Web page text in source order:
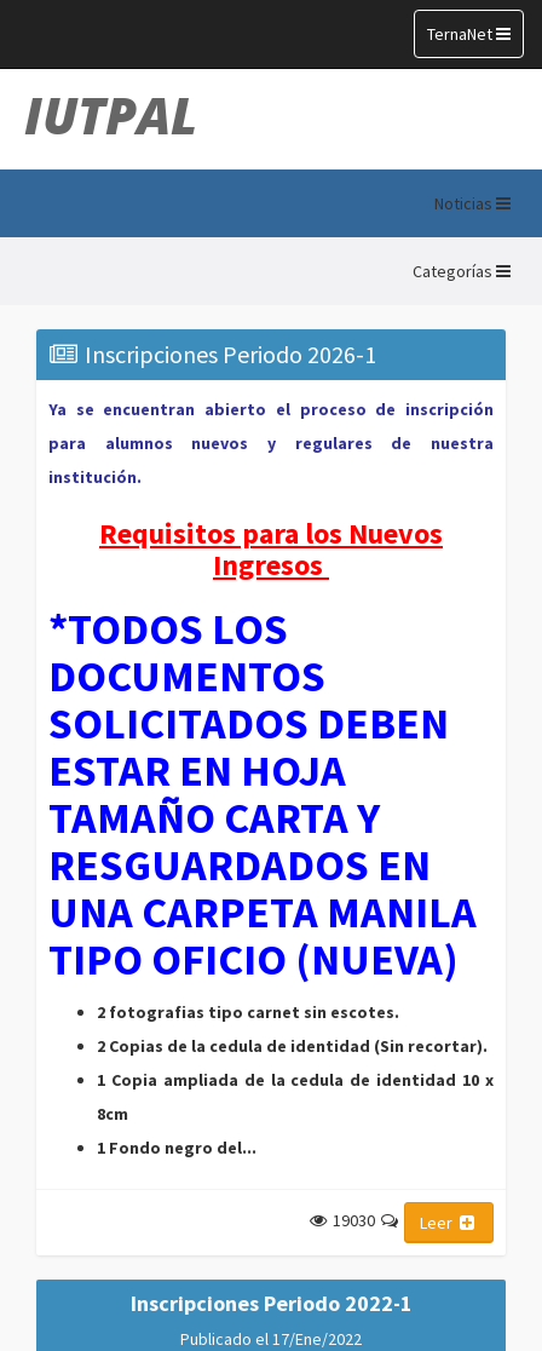
Toggle
navigation
TernaNet
IUTPAL
Noticias
Categorías
Inscripciones Periodo 2026-1
Ya se encuentran abierto el proceso de inscripción
para alumnos nuevos y regulares de nuestra
institución.
Requisitos para los Nuevos
Ingresos
*TODOS LOS
DOCUMENTOS
SOLICITADOS DEBEN
ESTAR EN HOJA
TAMAÑO CARTA Y
RESGUARDADOS EN
UNA CARPETA MANILA
TIPO OFICIO (NUEVA)
2 fotografias tipo carnet sin escotes.
2 Copias de la cedula de identidad (Sin recortar).
1 Copia ampliada de la cedula de identidad 10 x
8cm
1 Fondo negro del...
19030 Leer
Inscripciones Periodo 2022-1
Publicado el17/Ene/2022